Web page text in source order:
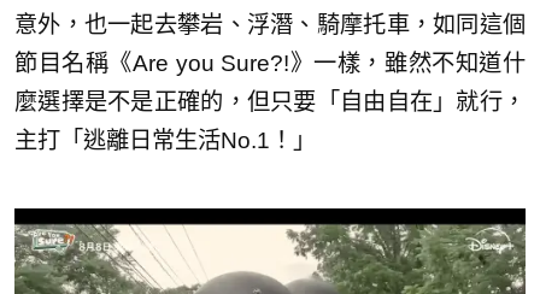
意外，也一起去攀岩、浮潛、騎摩托車，如同這個
節目名稱《Are you Sure?!》一樣，雖然不知道什
麼選擇是不是正確的，但只要「自由自在」就行，
主打「逃離日常生活No.1！」